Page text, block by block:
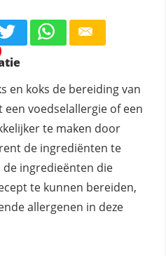
en koks de bereiding van
voedselallergie of een
te maken door
de ingrediënten te
de ingredieënten die
te kunnen bereiden,
allergenen in deze